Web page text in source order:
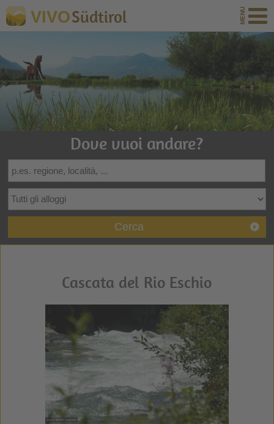
VIVOSüdtirol
Dove vuoi andare?
Cerca
Cascata del Rio Eschio